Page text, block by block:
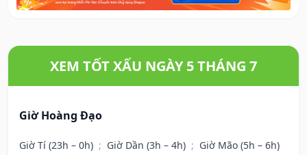
XEM TỐT XẤU NGÀY 5 THÁNG 7
Giờ Hoàng Đạo
Giờ Tí (23h – 0h) ; Giờ Dần (3h – 4h) ; Giờ Mão (5h – 6h)